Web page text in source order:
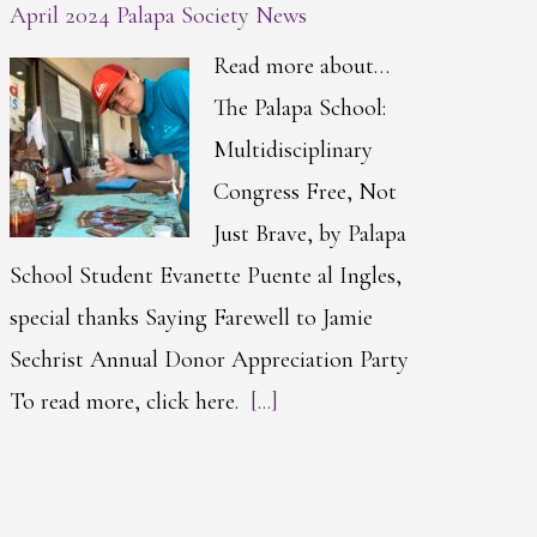
April 2024 Palapa Society News
Read more about…
The Palapa School:
Multidisciplinary
Congress Free, Not
Just Brave, by Palapa
School Student Evanette Puente al Ingles,
special thanks Saying Farewell to Jamie
Sechrist Annual Donor Appreciation Party
To read more, click here. [...]